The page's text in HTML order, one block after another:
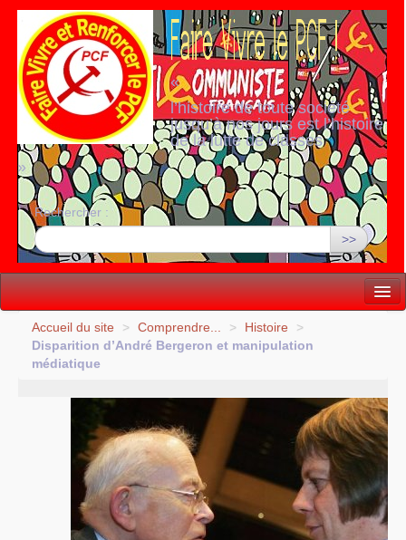
«
l’histoire de toute société
jusqu’à nos jours est l’histoire
de la lutte de classes
»
Rechercher :
>>
Vie politique
Lutter, Unir...
Comprendre...
Accueil du site > Comprendre... > Histoire
>
Disparition d’André Bergeron et manipulation
médiatique